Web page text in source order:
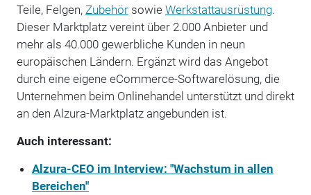
Teile, Felgen, Zubehörsowie Werkstattausrüstung.
Dieser Marktplatz vereint über 2.000 Anbieter und
mehr als 40.000 gewerbliche Kunden in neun
europäischen Ländern. Ergänzt wird das Angebot
durch eine eigene eCommerce-Softwarelösung, die
Unternehmen beim Onlinehandel unterstützt und direkt
an den Alzura-Marktplatz angebunden ist.
Auch interessant:
Alzura-CEO im Interview: "Wachstum in allen
Bereichen"